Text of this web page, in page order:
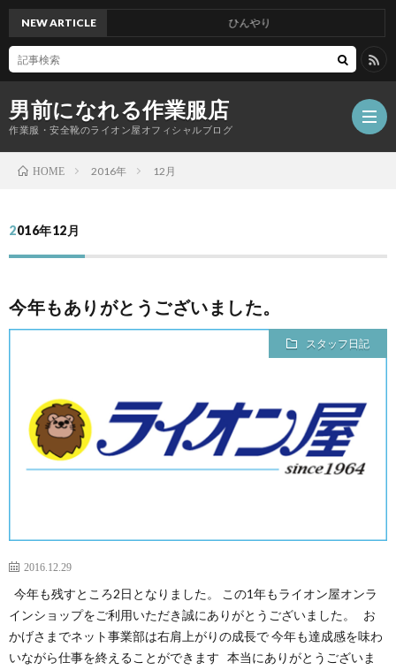
男前になれる作業服店
作業服・安全靴のライオン屋オフィシャルブログ
NEW ARTICLE ひんやり
HOME 2016年 12月
2016年12月
今年もありがとうございました。
スタッフ日記
2016.12.29
今年も残すところ2日となりました。 この1年もライオン屋オンラ
インショップをご利用いただき誠にありがとうございました。 お
かげさまでネット事業部は右肩上がりの成長で 今年も達成感を味わ
いながら仕事を終えることができます 本当にありがとうございま